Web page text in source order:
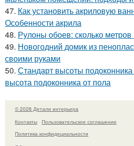
47. Как установить акриловую
Особенности акрила
48. Рулоны обоев: сколько
49. Новогодний домик из
своими руками
50. Стандарт высоты
высота подоконника от пола
© 2026 Детали интерьера
Контакты
Пользовательское соглашение
Политика конфидециальности